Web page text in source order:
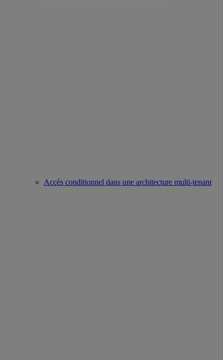
Accès conditionnel dans une architecture multi-tenant